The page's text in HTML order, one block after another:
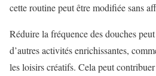
cette routine peut être modifiée sans
Réduire la fréquence des douches
d’autres activités enrichissantes,
les loisirs créatifs. Cela peut